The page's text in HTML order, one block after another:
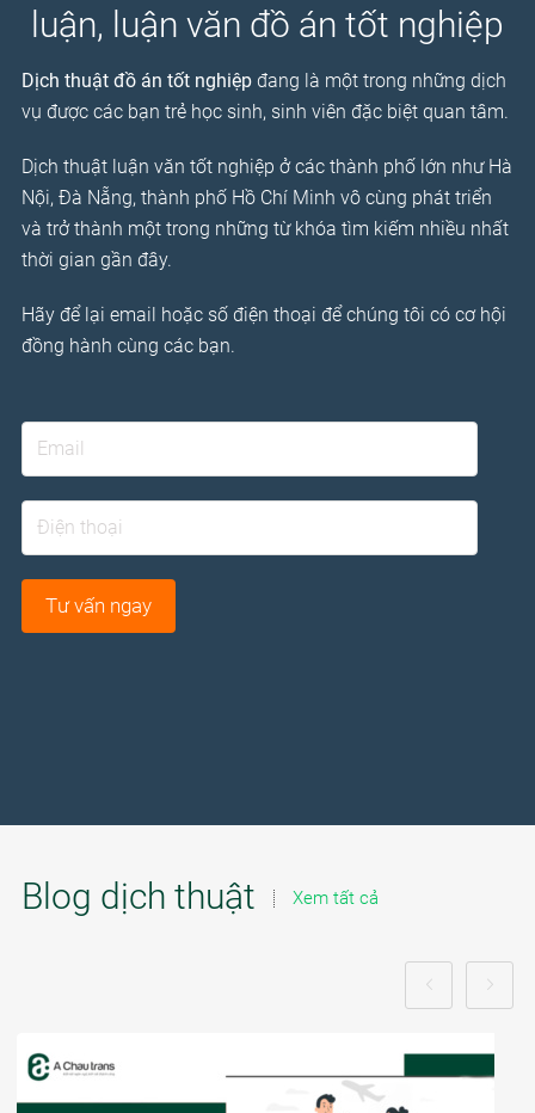
luận, luận văn đồ án tốt nghiệp
Dịch thuật đồ án tốt nghiệpđang là một trong những dịch
vụ được các bạn trẻ học sinh, sinh viên đặc biệt quan tâm.
Dịch thuật luận văn tốt nghiệp ở các thành phố lớn như Hà
Nội, Đà Nẵng, thành phố Hồ Chí Minh vô cùng phát triển
và trở thành một trong những từ khóa tìm kiếm nhiều nhất
thời gian gần đây.
Hãy để lại email hoặc số điện thoại để chúng tôi có cơ hội
đồng hành cùng các bạn.
Blog dịch thuật Xem tất cả